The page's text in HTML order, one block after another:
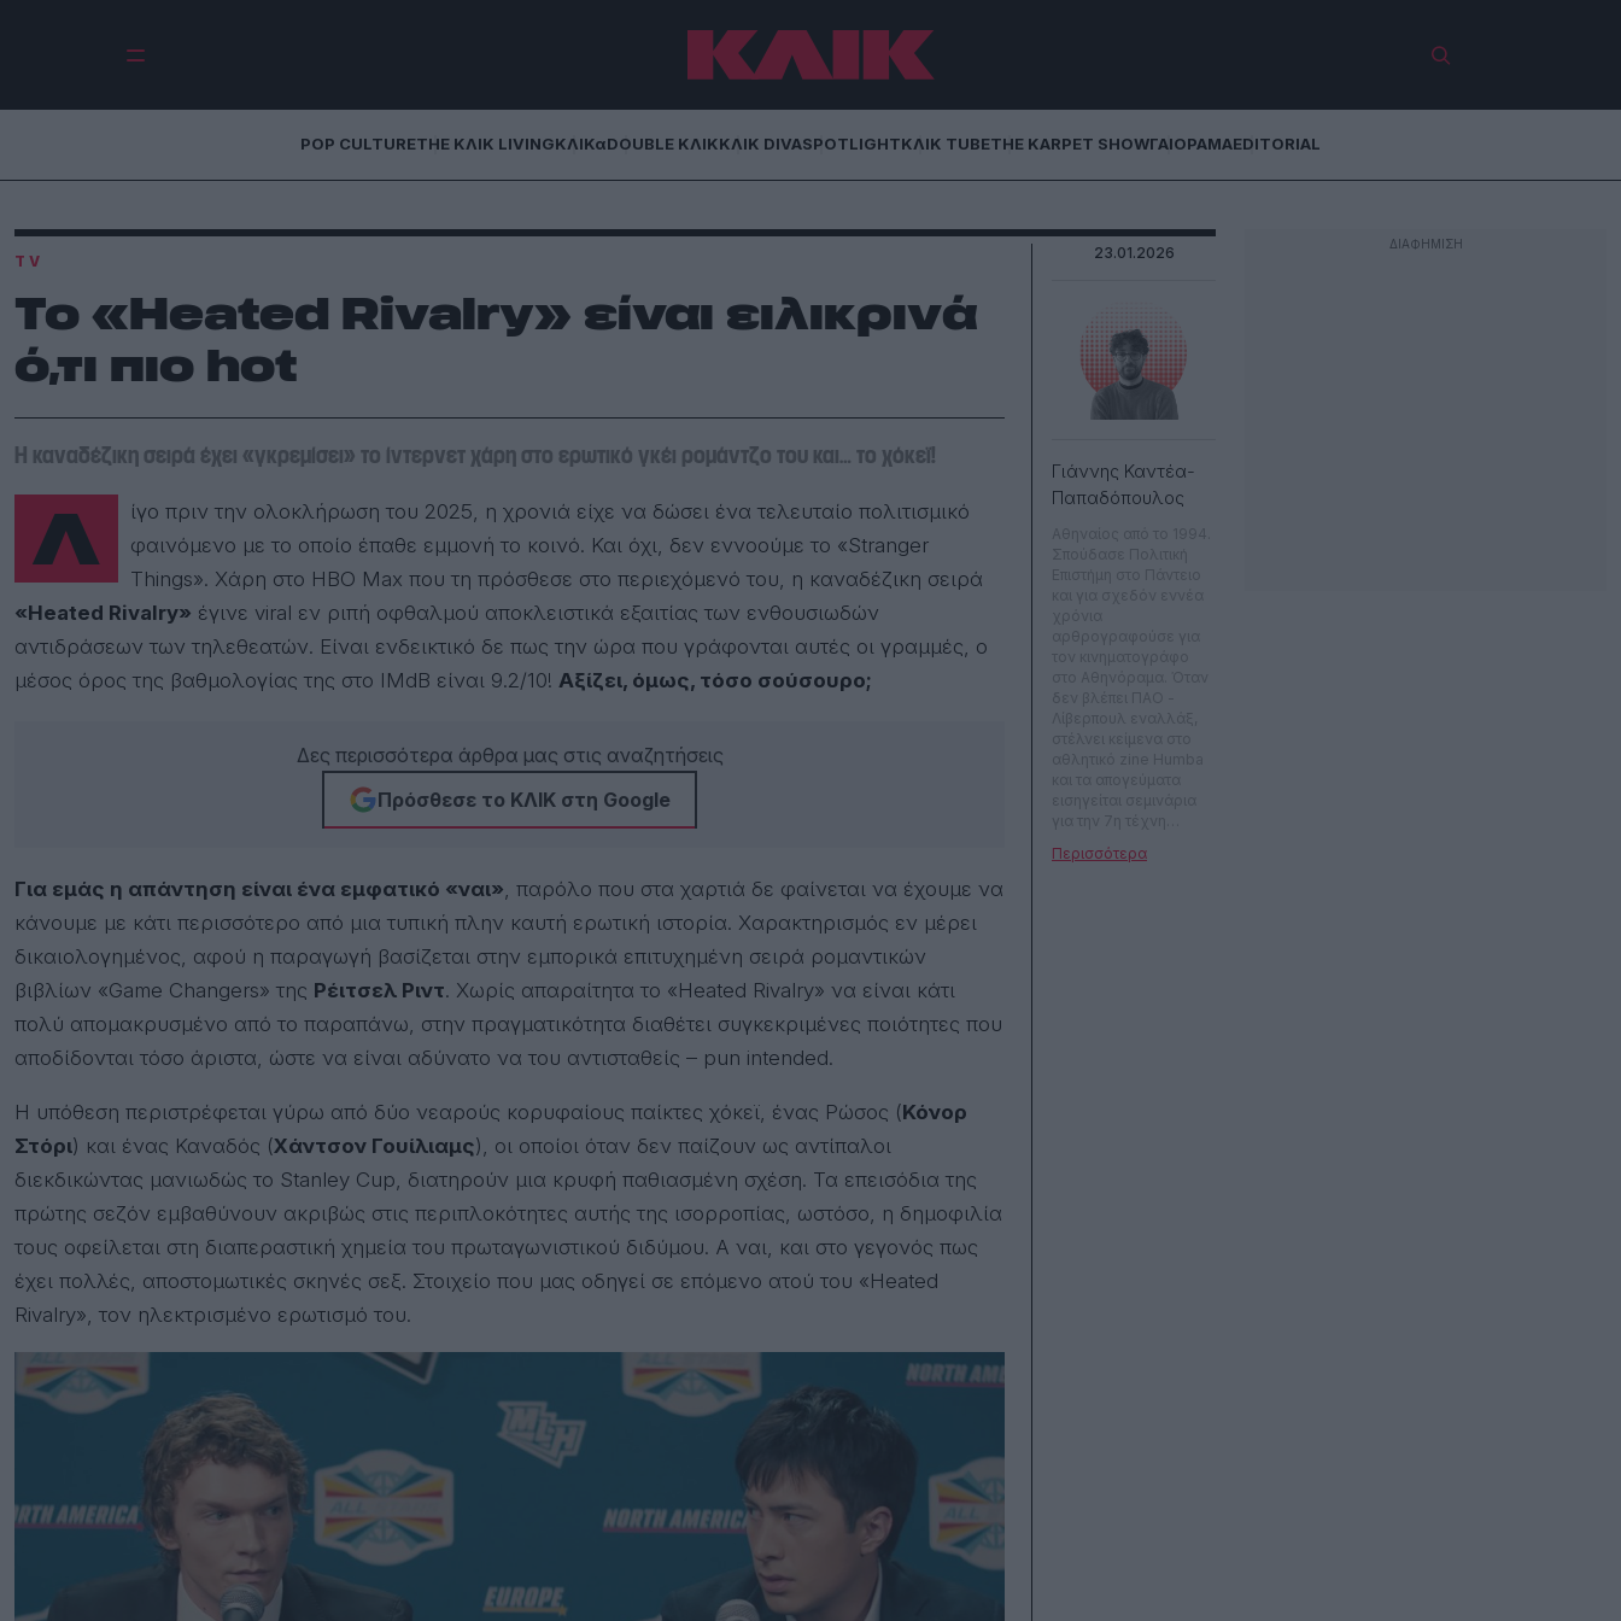
POP CULTURETHE ΚΛΙΚ LIVINGΚΛΙΚαDOUBLE ΚΛΙΚΚΛΙΚ DIVASPOTLIGHTΚΛΙΚ TUBETHE KARPET SHOWΓΑΙΟΡΑΜΑEDITORIAL
TV
Το «Heated Rivalry» είναι ειλικρινά
ό,τι πιο hot
Η καναδέζικη σειρά έχει «γκρεμίσει» το ίντερνετ χάρη στο ερωτικό γκέι ρομάντζο του και… το χόκεϊ!
Λίγο πριν την ολοκλήρωση του 2025, η χρονιά είχε να δώσει ένα τελευταίο πολιτισμικό
φαινόμενο με το οποίο έπαθε εμμονή το κοινό. Και όχι, δεν εννοούμε το «Stranger
Things». Χάρη στο HBO Max που τη πρόσθεσε στο περιεχόμενό του, η καναδέζικη σειρά
«Heated Rivalry» έγινε viral εν ριπή οφθαλμού αποκλειστικά εξαιτίας των ενθουσιωδών
αντιδράσεων των τηλεθεατών. Είναι ενδεικτικό δε πως την ώρα που γράφονται αυτές οι γραμμές, ο
μέσος όρος της βαθμολογίας της στο IMdB είναι 9.2/10! Αξίζει, όμως, τόσο σούσουρο;
Δες περισσότερα άρθρα μας στις αναζητήσεις
Πρόσθεσε το ΚΛΙΚ στη Google
Για εμάς η απάντηση είναι ένα εμφατικό «ναι», παρόλο που στα χαρτιά δε φαίνεται να έχουμε να
κάνουμε με κάτι περισσότερο από μια τυπική πλην καυτή ερωτική ιστορία. Χαρακτηρισμός εν μέρει
δικαιολογημένος, αφού η παραγωγή βασίζεται στην εμπορικά επιτυχημένη σειρά ρομαντικών
βιβλίων «Game Changers» της Ρέιτσελ Ριντ. Χωρίς απαραίτητα το «Heated Rivalry» να είναι κάτι
πολύ απομακρυσμένο από το παραπάνω, στην πραγματικότητα διαθέτει συγκεκριμένες ποιότητες που
αποδίδονται τόσο άριστα, ώστε να είναι αδύνατο να του αντισταθείς – pun intended.
Η υπόθεση περιστρέφεται γύρω από δύο νεαρούς κορυφαίους παίκτες χόκεϊ, ένας Ρώσος (Κόνορ
Στόρι) και ένας Καναδός (Χάντσον Γουίλιαμς), οι οποίοι όταν δεν παίζουν ως αντίπαλοι
διεκδικώντας μανιωδώς το Stanley Cup, διατηρούν μια κρυφή παθιασμένη σχέση. Τα επεισόδια της
πρώτης σεζόν εμβαθύνουν ακριβώς στις περιπλοκότητες αυτής της ισορροπίας, ωστόσο, η δημοφιλία
τους οφείλεται στη διαπεραστική χημεία του πρωταγωνιστικού διδύμου. Α ναι, και στο γεγονός πως
έχει πολλές, αποστομωτικές σκηνές σεξ. Στοιχείο που μας οδηγεί σε επόμενο ατού του «Heated
Rivalry», τον ηλεκτρισμένο ερωτισμό του.
23.01.2026
Γιάννης Καντέα-
Παπαδόπουλος
καλοκαίρια θα τον